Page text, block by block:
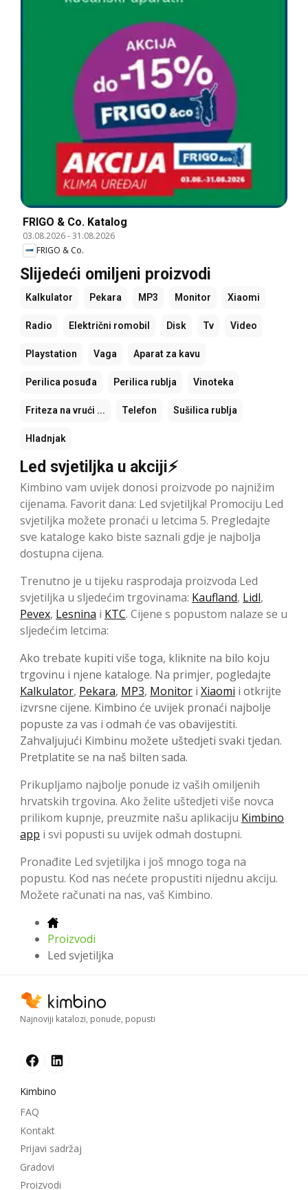
FRIGO & Co. Katalog
03.08.2026-31.08.2026
FRIGO & Co.
Slijedeći omiljeni proizvodi
Kalkulator Pekara MP3 Monitor Xiaomi
Radio Električni romobil Disk Tv Video
Playstation Vaga Aparat za kavu
Perilica posuđa Perilica rublja Vinoteka
Friteza na vrući ... Telefon Sušilica rublja
Hladnjak
Led svjetiljka u akciji⚡
Kimbino vam uvijek donosi proizvode po najnižim
cijenama. Favorit dana: Led svjetiljka! Promociju Led
svjetiljka možete pronaći u letcima 5. Pregledajte
sve kataloge kako biste saznali gdje je najbolja
dostupna cijena.
Trenutno je u tijeku rasprodaja proizvoda Led
svjetiljka u sljedećim trgovinama: Kaufland, Lidl,
Pevex, Lesnina i KTC. Cijene s popustom nalaze se u
sljedećim letcima:
Ako trebate kupiti više toga, kliknite na bilo koju
trgovinu i njene kataloge. Na primjer, pogledajte
Kalkulator, Pekara, MP3, Monitor i Xiaomi i otkrijte
izvrsne cijene. Kimbino će uvijek pronaći najbolje
popuste za vas i odmah će vas obavijestiti.
Zahvaljujući Kimbinu možete uštedjeti svaki tjedan.
Pretplatite se na naš bilten sada.
Prikupljamo najbolje ponude iz vaših omiljenih
hrvatskih trgovina. Ako želite uštedjeti više novca
prilikom kupnje, preuzmite našu aplikaciju Kimbino
app i svi popusti su uvijek odmah dostupni.
Pronađite Led svjetiljka i još mnogo toga na
popustu. Kod nas nećete propustiti nijednu akciju.
Možete računati na nas, vaš Kimbino.
Proizvodi
Led svjetiljka
Najnoviji katalozi, ponude, popusti
Kimbino
FAQ
Kontakt
Prijavi sadržaj
Gradovi
Proizvodi